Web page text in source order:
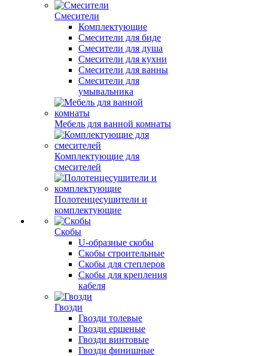
Смесители
Комплектующие
Смесители для биде
Смесители для душа
Смесители для кухни
Смесители для ванны
Смесители для
умывальника
Мебель для ванной комнаты
Комплектующие для
смесителей
Полотенцесушители и
комплектующие
Скобы
U-образные скобы
Скобы строительные
Скобы для степлеров
Скобы для крепления
кабеля
Гвозди
Гвозди толевые
Гвозди ершеные
Гвозди винтовые
Гвозди финишные